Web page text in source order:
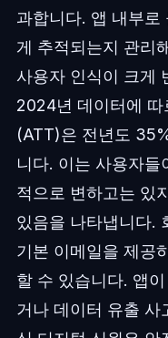
과합니다. 앱 내부로
게 추적되는지 관리
사용자 인식이 크게
2024년 데이터에 따
(ATT)은 전년도
니다. 이는 사용자
적으로 변하고는 있
있음을 나타냅니다.
기본 이메일을 제공
할 수 있습니다. 앱
거나 데이터 유출 사